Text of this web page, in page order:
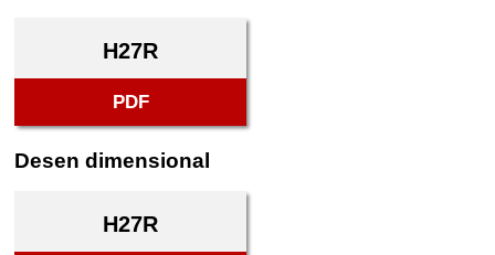
H27R
PDF
Desen dimensional
H27R